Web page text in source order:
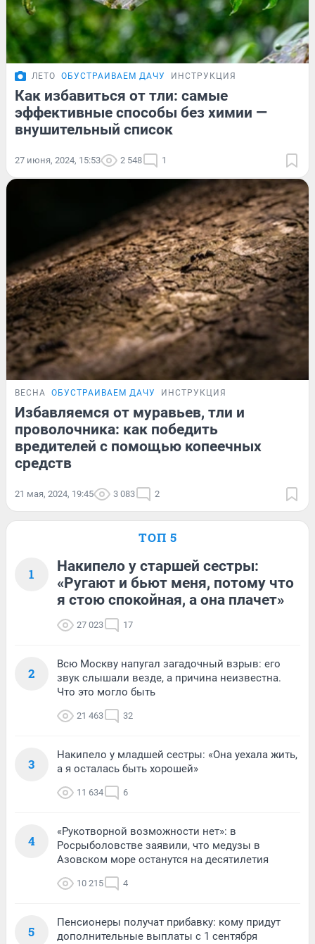
ЛЕТО ОБУСТРАИВАЕМ ДАЧУ ИНСТРУКЦИЯ
Как избавиться от тли: самые
эффективные способы без химии —
внушительный список
27 июня, 2024, 15:53 2 548 1
ВЕСНА ОБУСТРАИВАЕМ ДАЧУ ИНСТРУКЦИЯ
Избавляемся от муравьев, тли и
проволочника: как победить
вредителей с помощью копеечных
средств
21 мая, 2024, 19:45 3 083 2
ТОП 5
1
Накипело у старшей сестры:
«Ругают и бьют меня, потому что
я стою спокойная, а она плачет»
27 023 17
2
Всю Москву напугал загадочный взрыв: его
звук слышали везде, а причина неизвестна.
Что это могло быть
21 463 32
3
Накипело у младшей сестры: «Она уехала жить,
а я осталась быть хорошей»
11 634 6
4
«Рукотворной возможности нет»: в
Росрыболовстве заявили, что медузы в
Азовском море останутся на десятилетия
10 215 4
5
Пенсионеры получат прибавку: кому придут
дополнительные выплаты с 1 сентября